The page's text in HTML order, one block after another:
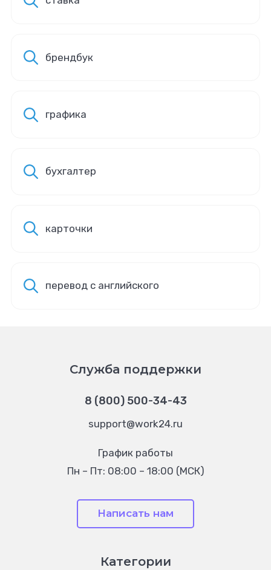
брендбук
графика
бухгалтер
карточки
перевод с английского
Служба поддержки
8 (800) 500-34-43
support@work24.ru
График работы
Пн – Пт: 08:00 – 18:00 (МСК)
Написать нам
Категории